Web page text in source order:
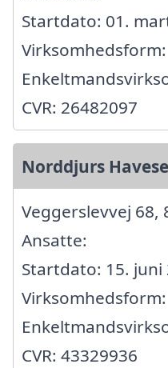
Startdato: 01.
Virksomhedsform:
CVR: 26482097
Norddjurs
Veggerslevvej 68,
Ansatte:
Startdato: 15. juni
Virksomhedsform:
CVR: 43329936